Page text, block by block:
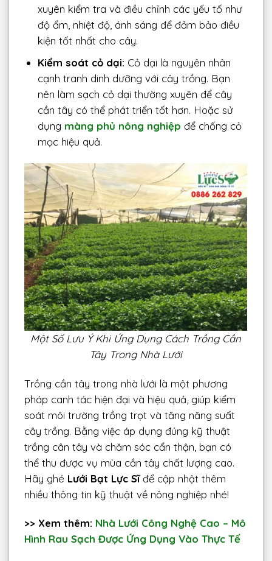
xuyên kiểm tra và điều chỉnh các yếu tố như
độ ẩm, nhiệt độ, ánh sáng để đảm bảo điều
kiện tốt nhất cho cây.
Kiểm soát cỏ dại: Cỏ dại là nguyên nhân
cạnh tranh dinh dưỡng với cây trồng. Bạn
nên làm sạch cỏ dại thường xuyên để cây
cần tây có thể phát triển tốt hơn. Hoặc sử
dụng màng phủ nông nghiệp để chống cỏ
mọc hiệu quả.
Một Số Lưu Ý Khi Ứng Dụng Cách Trồng Cần
Tây Trong Nhà Lưới
Trồng cần tây trong nhà lưới là một phương
pháp canh tác hiện đại và hiệu quả, giúp kiểm
soát môi trường trồng trọt và tăng năng suất
cây trồng. Bằng việc áp dụng đúng kỹ thuật
trồng cân tây và chăm sóc cẩn thận, bạn có
thể thu được vụ mùa cần tây chất lượng cao.
Hãy ghé Lưới Bạt Lực Sĩđể cập nhật thêm
nhiều thông tin kỹ thuật về nông nghiệp nhé!
>> Xem thêm: Nhà Lưới Công Nghệ Cao – Mô
Hình Rau Sạch Được Ứng Dụng Vào Thực Tế